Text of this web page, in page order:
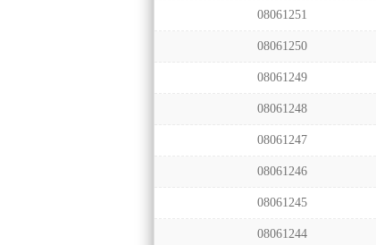
08061251
08061250
08061249
08061248
08061247
08061246
08061245
08061244